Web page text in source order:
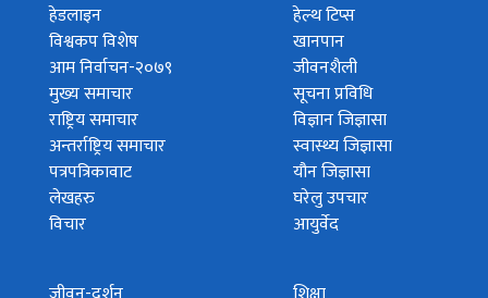
हेडलाइन
विश्वकप विशेष
आम निर्वाचन-२०७९
मुख्य समाचार
राष्ट्रिय समाचार
अन्तर्राष्ट्रिय समाचार
पत्रपत्रिकावाट
लेखहरु
विचार
हेल्थ टिप्स
खानपान
जीवनशैली
सूचना प्रविधि
विज्ञान जिज्ञासा
स्वास्थ्य जिज्ञासा
यौन जिज्ञासा
घरेलु उपचार
आयुर्वेद